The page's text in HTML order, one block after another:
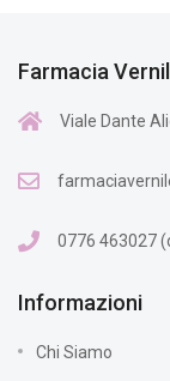
Farmacia
Viale Dante
0776 463027
Informazioni
Chi Siamo